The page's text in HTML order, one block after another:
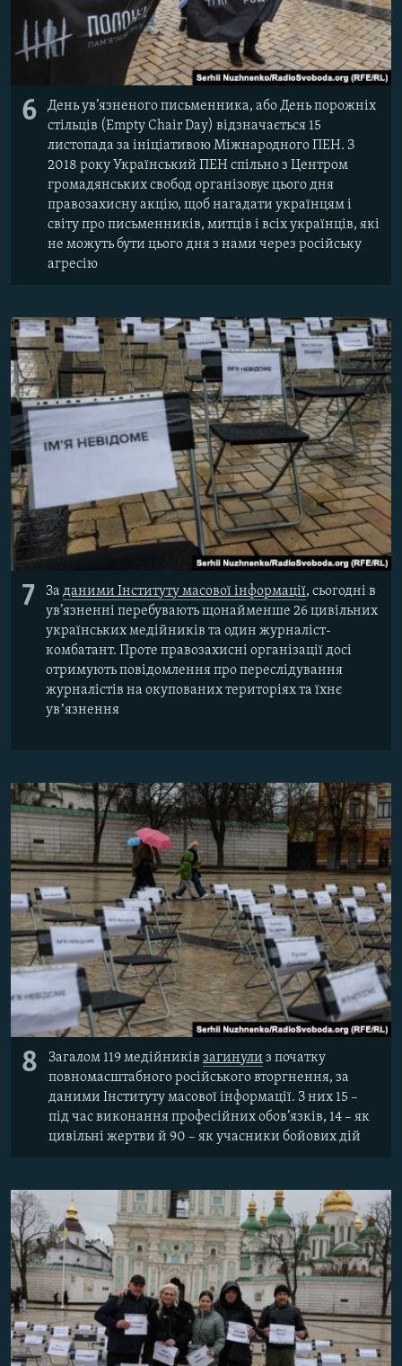
6
День ув’язненого письменника, або День порожніх
стільців (Empty Chair Day) відзначається 15
листопада за ініціативою Міжнародного ПЕН. З
2018 року Український ПЕН спільно з Центром
громадянських свобод організовує цього дня
правозахисну акцію, щоб нагадати українцям і
світу про письменників, митців і всіх українців, які
не можуть бути цього дня з нами через російську
агресію
7 За даними Інституту масової інформації, сьогодні в
ув’язненні перебувають щонайменше 26 цивільних
українських медійників та один журналіст-
комбатант. Проте правозахисні організації досі
отримують повідомлення про переслідування
журналістів на окупованих територіях та їхнє
увʼязнення
8 Загалом 119 медійників загинули з початку
повномасштабного російського вторгнення, за
даними Інституту масової інформації. З них 15 –
під час виконання професійних обов’язків, 14 – як
цивільні жертви й 90 – як учасники бойових дій